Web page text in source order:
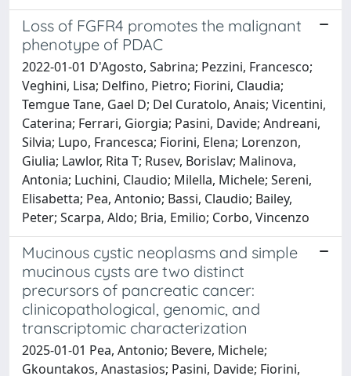
Loss of FGFR4 promotes the malignant
phenotype of PDAC
2022-01-01 D'Agosto, Sabrina; Pezzini, Francesco;
Veghini, Lisa; Delfino, Pietro; Fiorini, Claudia;
Temgue Tane, Gael D; Del Curatolo, Anais; Vicentini,
Caterina; Ferrari, Giorgia; Pasini, Davide; Andreani,
Silvia; Lupo, Francesca; Fiorini, Elena; Lorenzon,
Giulia; Lawlor, Rita T; Rusev, Borislav; Malinova,
Antonia; Luchini, Claudio; Milella, Michele; Sereni,
Elisabetta; Pea, Antonio; Bassi, Claudio; Bailey,
Peter; Scarpa, Aldo; Bria, Emilio; Corbo, Vincenzo
Mucinous cystic neoplasms and simple
mucinous cysts are two distinct
precursors of pancreatic cancer:
clinicopathological, genomic, and
transcriptomic characterization
2025-01-01 Pea, Antonio; Bevere, Michele;
Gkountakos, Anastasios; Pasini, Davide; Fiorini,